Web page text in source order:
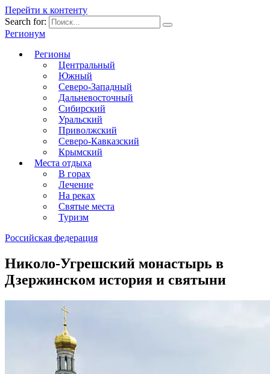
Перейти к контенту
Search for:
Регионум
Регионы
Центральный
Южный
Северо-Западный
Дальневосточный
Сибирский
Уральский
Приволжский
Северо-Кавказский
Крымский
Места отдыха
В горах
Лечение
На реках
Святые места
Туризм
Российская федерация
Николо-Угрешский монастырь в
Дзержинском история и святыни